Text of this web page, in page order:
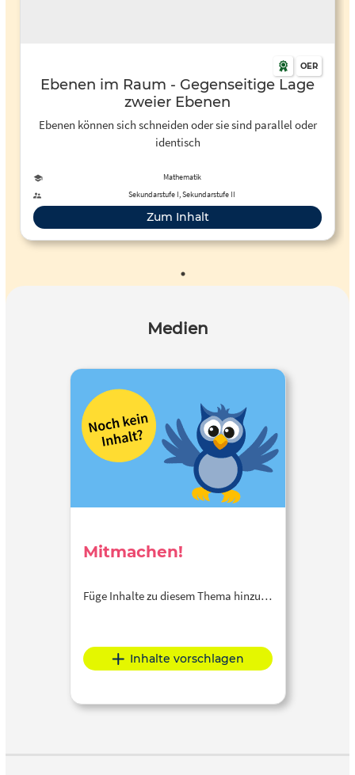
OER
Ebenen im Raum - Gegenseitige Lage
zweier Ebenen
Ebenen können sich schneiden oder sie sind parallel oder
identisch
Mathematik
Sekundarstufe I, Sekundarstufe II
Zum Inhalt
Medien
Mitmachen!
Füge Inhalte zu diesem Thema hinzu…
Inhalte vorschlagen